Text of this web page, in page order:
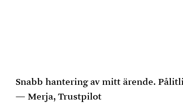
Snabb hantering av mitt ärende.
Merja, Trustpilot